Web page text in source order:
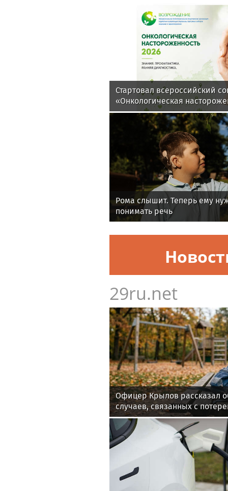
Стартовал всероссийский
«Онкологическая
Рома слышит. Теперь ему
понимать речь
29ru.net
Офицер Крылов рассказал
случаев, связанных с
каникул